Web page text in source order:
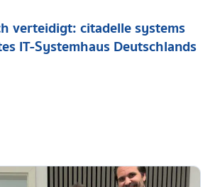
verteidigt: citadelle systems
IT-Systemhaus Deutschlands